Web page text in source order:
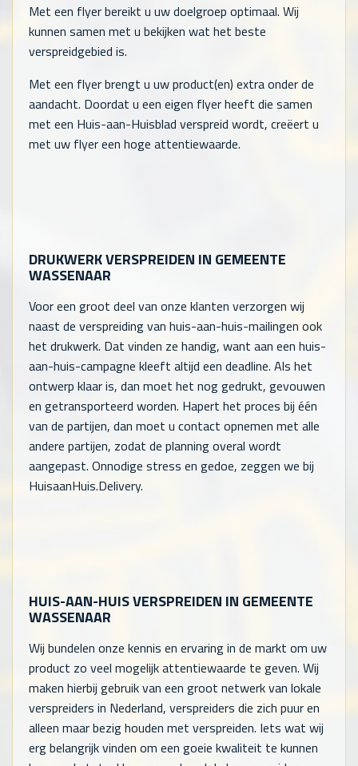
Met een flyer bereikt u uw doelgroep optimaal. Wij
kunnen samen met u bekijken wat het beste
verspreidgebied is.
Met een flyer brengt u uw product(en) extra onder de
aandacht. Doordat u een eigen flyer heeft die samen
met een Huis-aan-Huisblad verspreid wordt, creëert u
met uw flyer een hoge attentiewaarde.
DRUKWERK VERSPREIDEN IN GEMEENTE
WASSENAAR
Voor een groot deel van onze klanten verzorgen wij
naast de verspreiding van huis-aan-huis-mailingen ook
het drukwerk. Dat vinden ze handig, want aan een huis-
aan-huis-campagne kleeft altijd een deadline. Als het
ontwerp klaar is, dan moet het nog gedrukt, gevouwen
en getransporteerd worden. Hapert het proces bij één
van de partijen, dan moet u contact opnemen met alle
andere partijen, zodat de planning overal wordt
aangepast. Onnodige stress en gedoe, zeggen we bij
HuisaanHuis.Delivery.
HUIS-AAN-HUIS VERSPREIDEN IN GEMEENTE
WASSENAAR
Wij bundelen onze kennis en ervaring in de markt om uw
product zo veel mogelijk attentiewaarde te geven. Wij
maken hierbij gebruik van een groot netwerk van lokale
verspreiders in Nederland, verspreiders die zich puur en
alleen maar bezig houden met verspreiden. Iets wat wij
erg belangrijk vinden om een goeie kwaliteit te kunnen